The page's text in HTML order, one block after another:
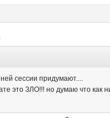
сессии придумают....
это ЗЛО!!! но думаю что как